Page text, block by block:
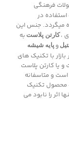
فرهنگی
در
میگردد. جنس این
،کارتن پلاست به
و پایه شیشه
با تکنیک های
یا کارتن پلاست
است و متاسفانه
محصول تکنیک
اثر را نابود می